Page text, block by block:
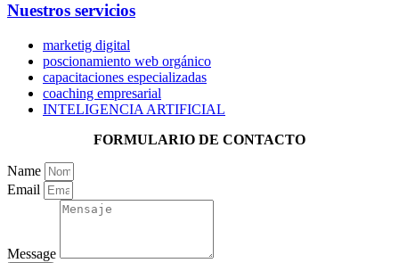
Nuestros servicios
marketig digital
poscionamiento web orgánico
capacitaciones especializadas
coaching empresarial
INTELIGENCIA ARTIFICIAL
FORMULARIO DE CONTACTO
Name
Email
Message